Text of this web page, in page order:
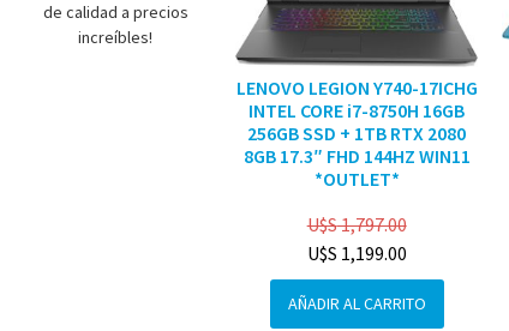
de calidad a precios
increíbles!
LENOVO LEGION Y740-17ICHG
INTEL CORE i7-8750H 16GB
256GB SSD + 1TB RTX 2080
8GB 17.3″ FHD 144HZ WIN11
*OUTLET*
U$S1,797.00
U$S 1,199.00
AÑADIR AL CARRITO